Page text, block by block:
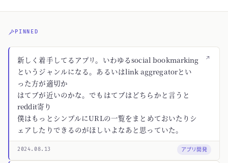
PINNED
↗
新しく着手してるアプリ。いわゆるsocial bookmarking
というジャンルになる。あるいはlink aggregatorとい
った方が適切か
はてブが近いのかな。でもはてブはどちらかと言うと
reddit寄り
僕はもっとシンプルにURLの一覧をまとめておいたりシ
ェアしたりできるのがほしいよなあと思っていた。
2024.08.13 アプリ開発